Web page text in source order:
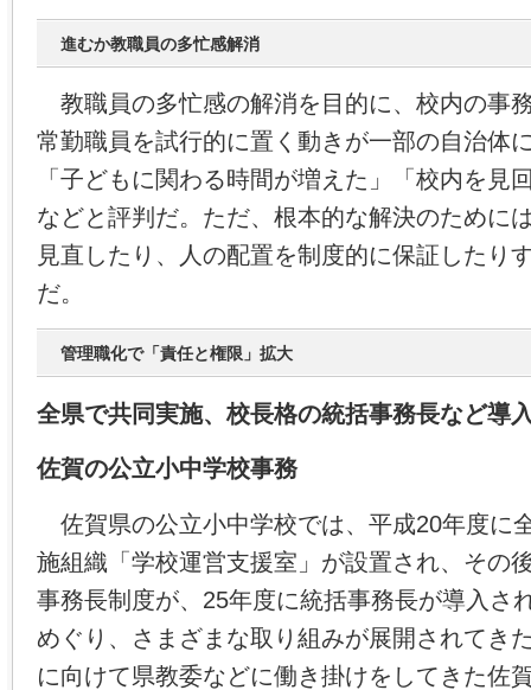
進むか教職員の多忙感解消
教職員の多忙感の解消を目的に、校内の事
常勤職員を試行的に置く動きが一部の自治体
「子どもに関わる時間が増えた」「校内を見
などと評判だ。ただ、根本的な解決のために
見直したり、人の配置を制度的に保証したり
だ。
管理職化で「責任と権限」拡大
全県で共同実施、校長格の統括事務長など導
佐賀の公立小中学校事務
佐賀県の公立小中学校では、平成20年度に
施組織「学校運営支援室」が設置され、その
事務長制度が、25年度に統括事務長が導入さ
めぐり、さまざまな取り組みが展開されてき
に向けて県教委などに働き掛けをしてきた佐